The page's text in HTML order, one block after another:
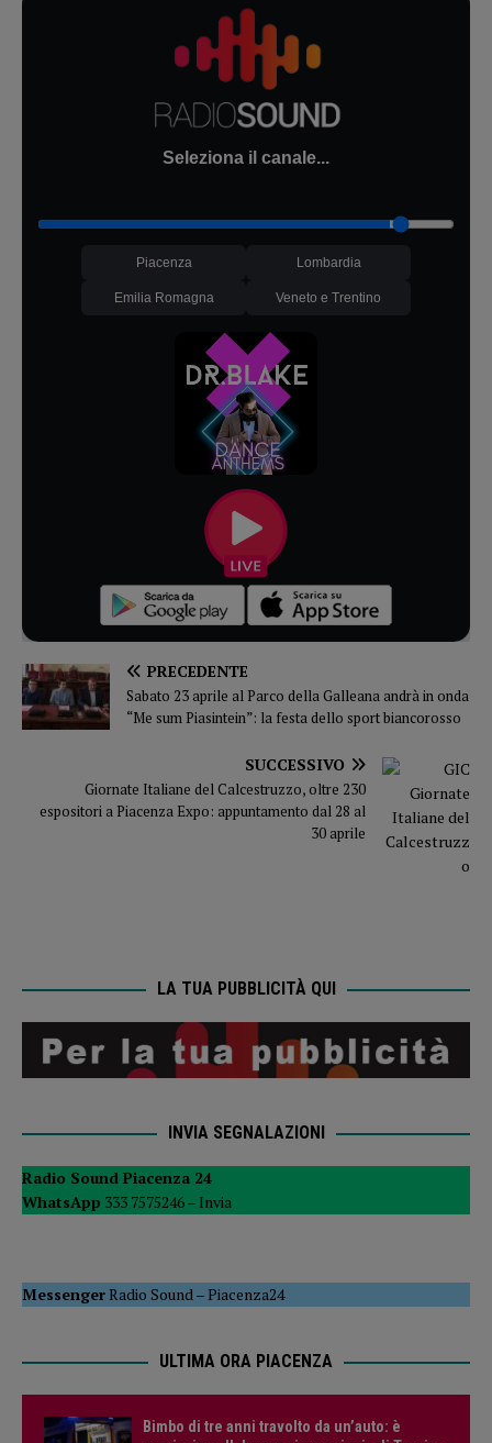
Seleziona il canale...
Piacenza Lombardia
Emilia Romagna Veneto e Trentino
PRECEDENTE
Sabato 23 aprile al Parco della Galleana andrà in onda
“Me sum Piasintein”: la festa dello sport biancorosso
SUCCESSIVO
Giornate Italiane del Calcestruzzo, oltre 230
espositori a Piacenza Expo: appuntamento dal 28 al
30 aprile
LA TUA PUBBLICITÀ QUI
INVIA SEGNALAZIONI
Radio Sound Piacenza 24
WhatsApp 333 7575246 – Invia
MessengerRadio Sound –Piacenza24
ULTIMA ORA PIACENZA
Bimbo di tre anni travolto da un’auto: è